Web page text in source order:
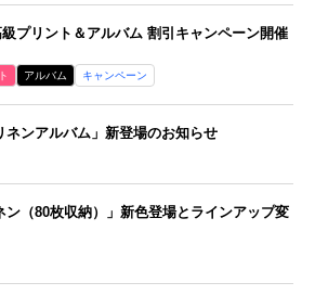
級プリント＆アルバム 割引キャンペーン開催
アルバム キャンペーン
ネンアルバム」新登場のお知らせ
ン（80枚収納）」新色登場とラインアップ変